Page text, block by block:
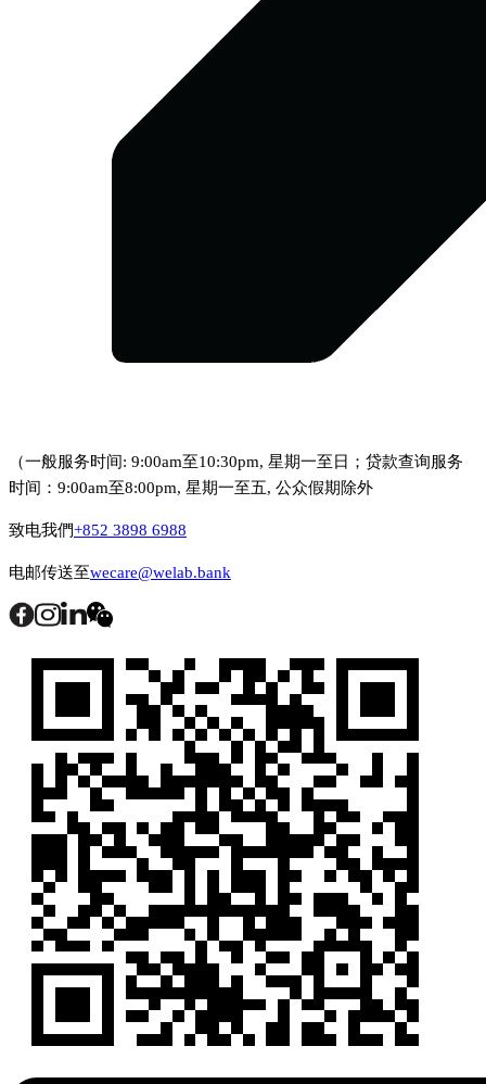
（一般服务时间: 9:00am至10:30pm, 星期一至日；贷款查询服务
时间：9:00am至8:00pm, 星期一至五, 公众假期除外
致电我們+852 3898 6988
电邮传送至wecare@welab.bank